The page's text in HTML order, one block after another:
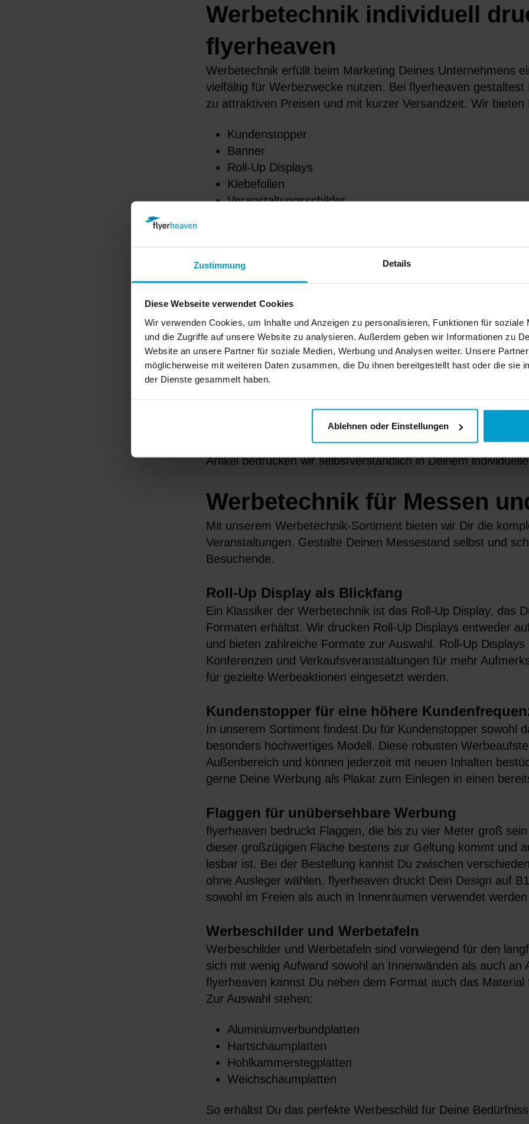
Zustimmung Details
Diese Webseite verwendet Cookies
Wir verwenden Cookies, um Inhalte und Anzeigen zu personalisieren, Funktionen für soziale
und die Zugriffe auf unsere Website zu analysieren. Außerdem geben wir Informationen zu
Website an unsere Partner für soziale Medien, Werbung und Analysen weiter. Unsere
möglicherweise mit weiteren Daten zusammen, die Du ihnen bereitgestellt hast oder die sie
der Dienste gesammelt haben.
Ablehnen oder Einstellungen
Werbetechnik individuell
flyerheaven
Werbetechnik erfüllt beim Marketing Deines Unternehmens
vielfältig für Werbezwecke nutzen. Bei flyerheaven gestaltest
zu attraktiven Preisen und mit kurzer Versandzeit. Wir bieten
Kundenstopper
Banner
Roll-Up Displays
Klebefolien
Veranstaltungsschilder
Wähle bequem online die passende Werbetechnik für Dein
unseren Experten die Produktion! Selbstverständlich erhältst
direkt in Dein Unternehmen geliefert und kannst mit dem
Werbetechnik vom
Roll-Up Display
Unter dem Begriff Werbetechnik sind viele verschiedene
flyerheaven findest Du in dieser Rubrik alles vom Roll-Up
Flaggen – zahlreiche Artikel für punktgenaue und effiziente
Artikel bedrucken wir selbstverständlich in Deinem
Werbetechnik für Messen
Mit unserem Werbetechnik-Sortiment bieten wir Dir die
Veranstaltungen. Gestalte Deinen Messestand selbst und
Besuchende.
Roll-Up Display als Blickfang
Ein Klassiker der Werbetechnik ist das Roll-Up Display, das
Formaten erhältst. Wir drucken Roll-Up Displays entweder
und bieten zahlreiche Formate zur Auswahl. Roll-Up
Konferenzen und Verkaufsveranstaltungen für mehr
für gezielte Werbeaktionen eingesetzt werden.
Kundenstopper für eine höhere
In unserem Sortiment findest Du für Kundenstopper sowohl
besonders hochwertiges Modell. Diese robusten
Außenbereich und können jederzeit mit neuen Inhalten
gerne Deine Werbung als Plakat zum Einlegen in einen
Flaggen für unübersehbare Werbung
flyerheaven bedruckt Flaggen, die bis zu vier Meter groß
dieser großzügigen Fläche bestens zur Geltung kommt und
lesbar ist. Bei der Bestellung kannst Du zwischen
ohne Ausleger wählen. flyerheaven druckt Dein Design auf
sowohl im Freien als auch in Innenräumen verwendet
Werbeschilder und Werbetafeln
Werbeschilder und Werbetafeln sind vorwiegend für den
sich mit wenig Aufwand sowohl an Innenwänden als auch an
flyerheaven kannst Du neben dem Format auch das
Zur Auswahl stehen:
Aluminiumverbundplatten
Hartschaumplatten
Hohlkammerstegplatten
Weichschaumplatten
So erhältst Du das perfekte Werbeschild für Deine